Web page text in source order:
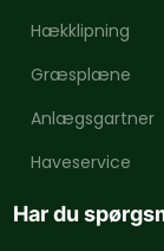
Hækklipning
Græsplæne
Anlægsgartner
Haveservice
Har du